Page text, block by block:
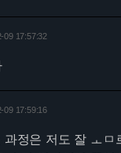
09 17:57:32
09 17:59:16
정은 저도 잘 ㅗㅁ